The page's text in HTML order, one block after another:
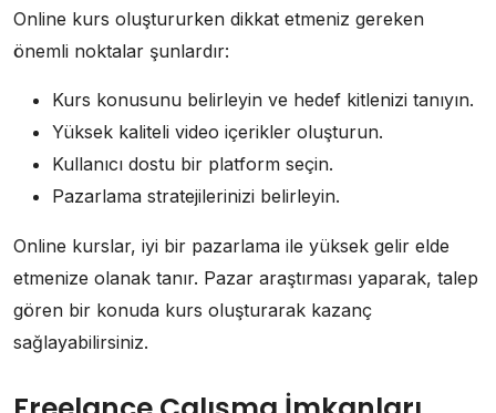
Online kurs oluştururken dikkat etmeniz gereken
önemli noktalar şunlardır:
Kurs konusunu belirleyin ve hedef kitlenizi tanıyın.
Yüksek kaliteli video içerikler oluşturun.
Kullanıcı dostu bir platform seçin.
Pazarlama stratejilerinizi belirleyin.
Online kurslar, iyi bir pazarlama ile yüksek gelir elde
etmenize olanak tanır. Pazar araştırması yaparak, talep
gören bir konuda kurs oluşturarak kazanç
sağlayabilirsiniz.